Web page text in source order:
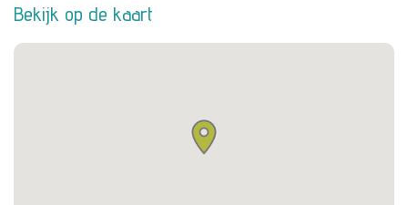
Bekijk op de kaart